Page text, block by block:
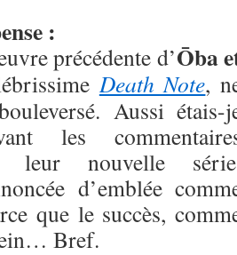
:
précédente d’Ōba
Death Note,
Aussi étais-
les
leur nouvelle
d’emblée
que le succès,
Bref.